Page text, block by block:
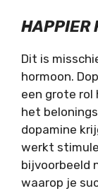
HAPPIER
Dit is
hormoon.
een grote rol
het
dopamine
werkt
bijvoorbeeld
waarop je